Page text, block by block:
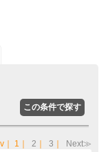
1 2 3 Next≫